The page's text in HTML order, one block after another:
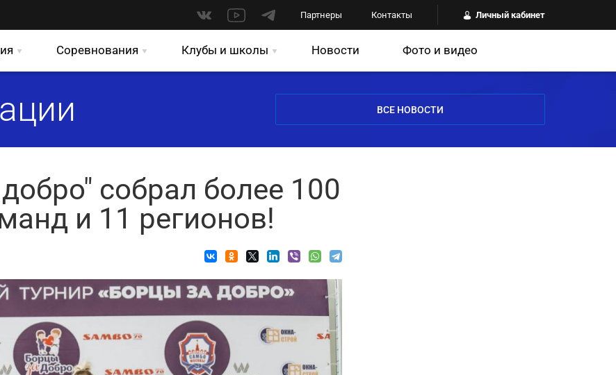
Партнеры Контакты Личный кабинет
Соревнования Клубы и школы Новости Фото и видео
ВСЕ НОВОСТИ
собрал более 100
и 11 регионов!